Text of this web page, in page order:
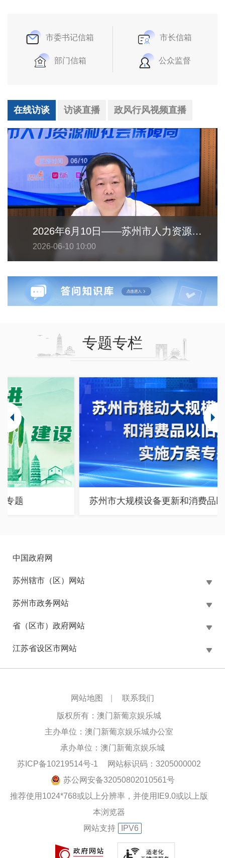
市委书记信箱 市长信箱
部门信箱 公众监督
在线访谈 访谈直播 政风行风视频直播
2026年6月10日——苏州市人力资源和社会保障局
2026-06-10 10:00
专题专栏
苏州市大规模设备更新和消费品以旧换新政策专题
中国政府网
苏州辖市（区）网站
苏州市政务网站
省（区市）政府网站
江苏省设区市网站
网站地图 联系我们
版权所有：澳门新葡京娱乐城
主办单位：澳门新葡京娱乐城办公室
承办单位：澳门新葡京娱乐城
苏ICP备10219514号-1
网站标识码：3205000002
苏公网安备32050802010561号
推荐使用1024*768或以上分辨率，并使用IE9.0或以上版
本浏览器
网站支持
IPV6